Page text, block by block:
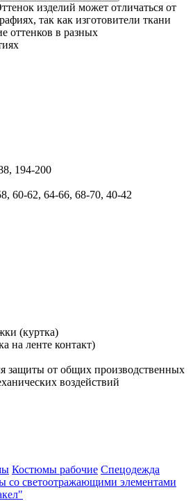
изделий может отличаться от
так как изготовители ткани
оттенков в разных
194-200
60-62, 64-66, 68-70, 40-42
(куртка)
на ленте контакт)
защиты от общих производственных
воздействий
Костюмы рабочие Спецодежда
со светоотражающими элементами